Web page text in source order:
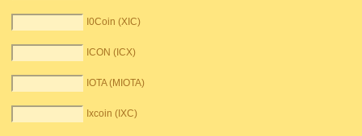
I0Coin (XIC)
ICON (ICX)
IOTA (MIOTA)
Ixcoin (IXC)